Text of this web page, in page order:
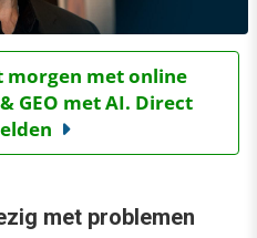
morgen met online
GEO met AI. Direct
met problemen